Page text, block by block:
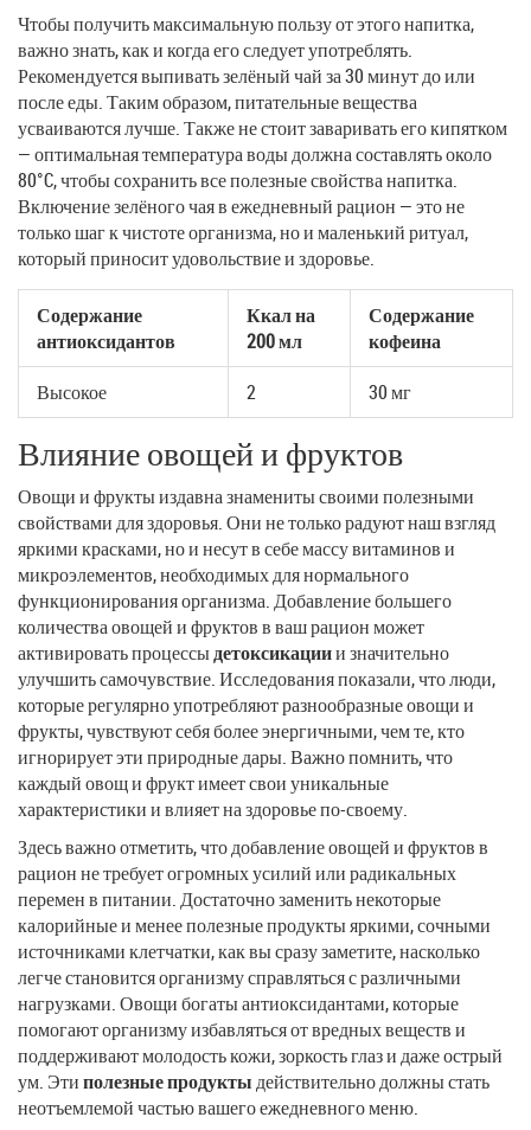
Чтобы получить максимальную пользу от этого напитка,
важно знать, как и когда его следует употреблять.
Рекомендуется выпивать зелёный чай за 30 минут до или
после еды. Таким образом, питательные вещества
усваиваются лучше. Также не стоит заваривать его кипятком
— оптимальная температура воды должна составлять около
80°C, чтобы сохранить все полезные свойства напитка.
Включение зелёного чая в ежедневный рацион — это не
только шаг к чистоте организма, но и маленький ритуал,
который приносит удовольствие и здоровье.
Содержание
антиоксидантов
Ккал на
200 мл
Содержание
кофеина
Высокое
2 30 мг
Влияние овощей и фруктов
Овощи и фрукты издавна знамениты своими полезными
свойствами для здоровья. Они не только радуют наш взгляд
яркими красками, но и несут в себе массу витаминов и
микроэлементов, необходимых для нормального
функционирования организма. Добавление большего
количества овощей и фруктов в ваш рацион может
активировать процессыдетоксикациии значительно
улучшить самочувствие. Исследования показали, что люди,
которые регулярно употребляют разнообразные овощи и
фрукты, чувствуют себя более энергичными, чем те, кто
игнорирует эти природные дары. Важно помнить, что
каждый овощ и фрукт имеет свои уникальные
характеристики и влияет на здоровье по-своему.
Здесь важно отметить, что добавление овощей и фруктов в
рацион не требует огромных усилий или радикальных
перемен в питании. Достаточно заменить некоторые
калорийные и менее полезные продукты яркими, сочными
источниками клетчатки, как вы сразу заметите, насколько
легче становится организму справляться с различными
нагрузками. Овощи богаты антиоксидантами, которые
помогают организму избавляться от вредных веществ и
поддерживают молодость кожи, зоркость глаз и даже острый
ум. Этиполезные продуктыдействительно должны стать
неотъемлемой частью вашего ежедневного меню.